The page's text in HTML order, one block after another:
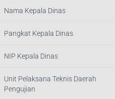
Nama Kepala Dinas
Pangkat Kepala Dinas
NIP Kepala Dinas
Unit Pelaksana Teknis Daerah
Pengujian